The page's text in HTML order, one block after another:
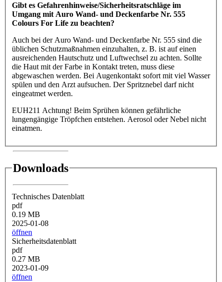
Gibt es Gefahrenhinweise/Sicherheitsratschläge im
Umgang mit Auro Wand- und Deckenfarbe Nr. 555
Colours For Life zu beachten?
Auch bei der Auro Wand- und Deckenfarbe Nr. 555 sind die
üblichen Schutzmaßnahmen einzuhalten, z. B. ist auf einen
ausreichenden Hautschutz und Luftwechsel zu achten. Sollte
die Haut mit der Farbe in Kontakt treten, muss diese
abgewaschen werden. Bei Augenkontakt sofort mit viel Wasser
spülen und den Arzt aufsuchen. Der Spritznebel darf nicht
eingeatmet werden.
EUH211 Achtung! Beim Sprühen können gefährliche
lungengängige Tröpfchen entstehen. Aerosol oder Nebel nicht
einatmen.
Downloads
Technisches Datenblatt
pdf
0.19 MB
2025-01-08
öffnen
Sicherheitsdatenblatt
pdf
0.27 MB
2023-01-09
öffnen